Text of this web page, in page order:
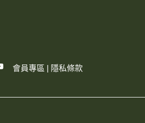
會員專區 隱私條款